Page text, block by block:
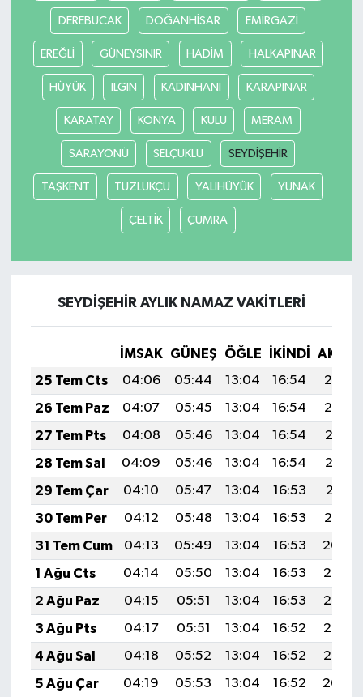
DEREBUCAK DOĞANHİSAR EMİRGAZİ
EREĞLİ GÜNEYSINIR HADİM HALKAPINAR
HÜYÜK ILGIN KADINHANI KARAPINAR
KARATAY KONYA KULU MERAM
SARAYÖNÜ SELÇUKLU SEYDİŞEHİR
TAŞKENT TUZLUKÇU YALIHÜYÜK YUNAK
ÇELTİK ÇUMRA
SEYDİŞEHİR AYLIK NAMAZ VAKITLERI
İMSAK GÜNEŞ ÖĞLE İKINDI
25 Tem Cts
04:06 05:44 13:04 16:54
20:14
26 Tem Paz
04:07 05:45 13:04 16:54
20:14
27 Tem Pts
04:08 05:46 13:04 16:54
20:13
28 Tem Sal
04:09 05:46 13:04 16:54
20:12
29 Tem Çar
04:10 05:47 13:04 16:53
20:11
30 Tem Per
04:12 05:48 13:04 16:53
20:10
31 Tem Cum
04:13 05:49 13:04 16:53
20:09
1 Ağu Cts
04:14 05:50 13:04 16:53
20:08
2 Ağu Paz
04:15 05:51 13:04 16:53
20:07
3 Ağu Pts
04:17 05:51 13:04 16:52
20:06
4 Ağu Sal
04:18 05:52 13:04 16:52
20:05
5 Ağu Çar
04:19 05:53 13:04 16:52
20:04